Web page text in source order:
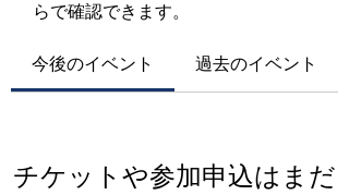
らで確認できます。
今後のイベント 過去のイベント
チケットや参加申込はまだ